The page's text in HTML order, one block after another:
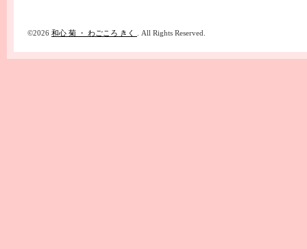
©2026 和心 菊 ・ わごころ きく . All Rights Reserved.